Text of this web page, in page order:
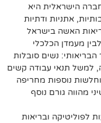
הישראלית היא
אתניות ודתיות
האשה בישראל
מעמדן הכלכלי
נשים סובלות
למשל תנאי עבודה קשים
נוספות מחריפה
מהווה גורם נוסף
לפוליטיקה ובריאות